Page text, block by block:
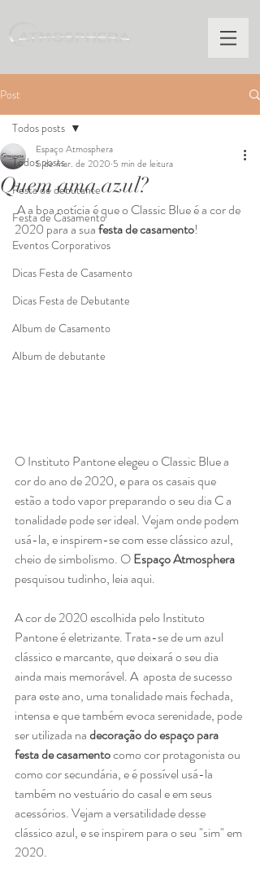
Post
Todos posts
Festa de debutante
Festa de Casamento
Eventos Corporativos
Dicas Festa de Casamento
Dicas Festa de Debutante
Album de Casamento
Album de debutante
Todos posts
Quem ama azul?
Espaço Atmosphera
5 de mar. de 2020 5 min de leitura
A a boa notícia é que o Classic Blue é a cor de
2020 para a sua festa de casamento!
O Instituto Pantone elegeu o Classic Blue a
cor do ano de 2020, e para os casais que
estão a todo vapor preparando o seu dia C a
tonalidade pode ser ideal. Vejam onde podem
usá-la, e inspirem-se com esse clássico azul,
cheio de simbolismo. O Espaço Atmosphera
pesquisou tudinho, leia aqui.
A cor de 2020 escolhida pelo Instituto
Pantone é eletrizante. Trata-se de um azul
clássico e marcante, que deixará o seu dia
ainda mais memorável. A  aposta de sucesso
para este ano, uma tonalidade mais fechada,
intensa e que também evoca serenidade, pode
ser utilizada na decoração do espaço para
festa de casamento como cor protagonista ou
como cor secundária, e é possível usá-la
também no vestuário do casal e em seus
acessórios. Vejam a versatilidade desse
clássico azul, e se inspirem para o seu "sim" em
2020.